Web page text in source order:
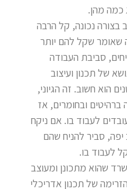
כמה מהן.
נכונה, קל הרבה
שאומר שקל להם יותר
סביבת העבודה
של תכנון ועיצוב
הוא חשוב. זה הגיוני,
ובחומרים, אז
לעבוד בו. אם ניקח
סביר להניח שהם
לעבוד בו.
שהוא מתכונן ומעוצב
של תכנון אדריכלי